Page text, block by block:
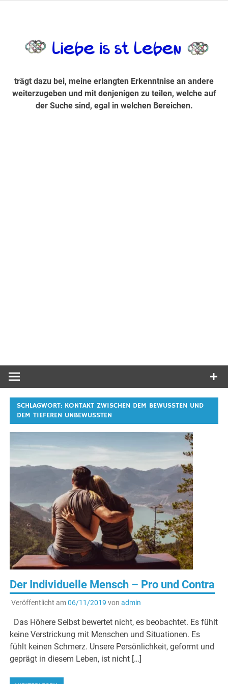
Suche sind, egal in welchen Bereichen.
trägt dazu bei, meine erlangten Erkenntnise an andere
weiterzugeben und mit denjenigen zu teilen, welche auf
der Suche sind, egal in welchen Bereichen.
SCHLAGWORT: KONTAKT ZWISCHEN DEM BEWUSSTEN UND
DEM TIEFEREN UNBEWUSSTEN
Der Individuelle Mensch – Pro und Contra
Veröffentlicht am06/11/2019 von admin
Das Höhere Selbst bewertet nicht, es beobachtet. Es fühlt
keine Verstrickung mit Menschen und Situationen. Es
fühlt keinen Schmerz. Unsere Persönlichkeit, geformt und
geprägt in diesem Leben, ist nicht […]